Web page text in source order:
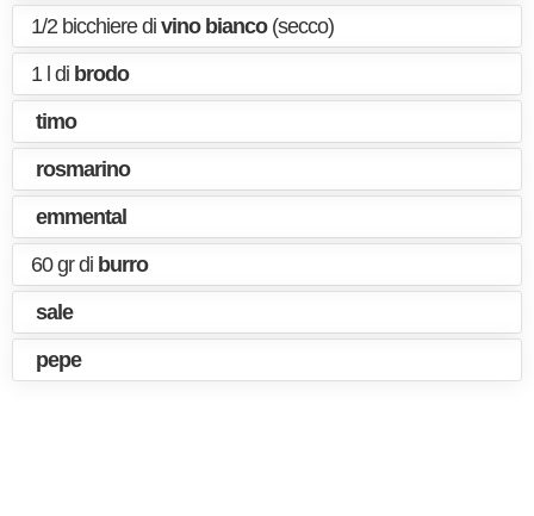
1/2 bicchiere di vino bianco(secco)
1 l di brodo
timo
rosmarino
emmental
60 gr di burro
sale
pepe